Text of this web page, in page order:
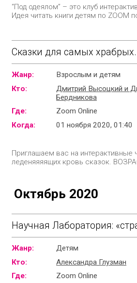
“Под одеялом” – это клуб
Идея читать книги детям по ZOOM
Сказки для самых
Жанр:
Взрослым и детям
Кто:
Дмитрий Высоцкий и
Бердникова
Где:
Zoom Online
Когда:
01 ноября 2020, 01:40
Приглашаем вас на интерактивные
леденяяяящих кровь сказок.
Октябрь 2020
Научная Лаборатория:
Жанр:
Детям
Кто:
Александра Глузман
Где:
Zoom Online